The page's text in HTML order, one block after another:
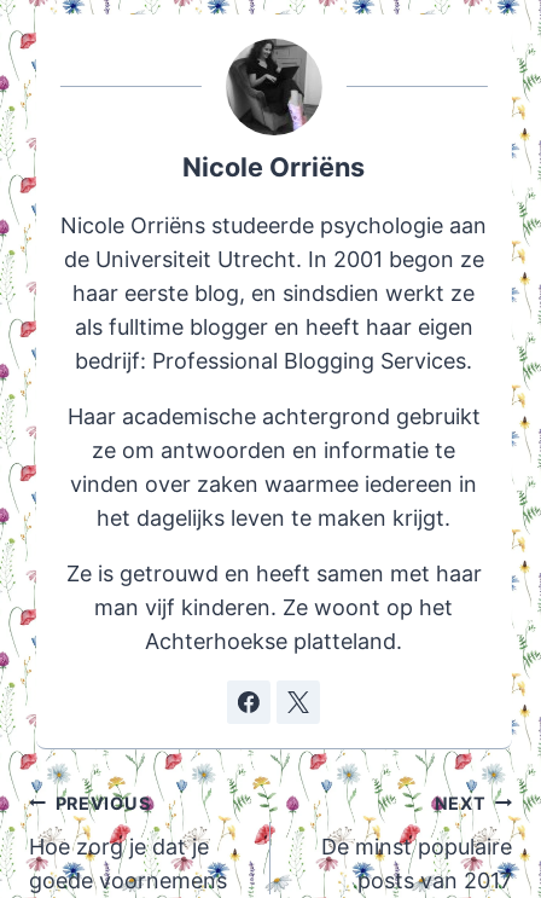
Nicole Orriëns
Nicole Orriëns studeerde psychologie aan
de Universiteit Utrecht. In 2001 begon ze
haar eerste blog, en sindsdien werkt ze
als fulltime blogger en heeft haar eigen
bedrijf: Professional Blogging Services.
Haar academische achtergrond gebruikt
ze om antwoorden en informatie te
vinden over zaken waarmee iedereen in
het dagelijks leven te maken krijgt.
Ze is getrouwd en heeft samen met haar
man vijf kinderen. Ze woont op het
Achterhoekse platteland.
Post
navigation
PREVIOUS
Hoe zorg je dat je
goede voornemens
NEXT
De minst populaire
posts van 2017